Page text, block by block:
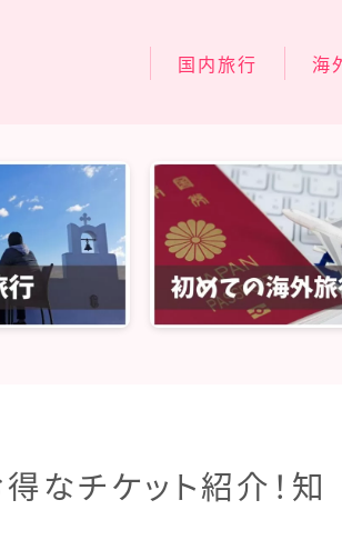
国内旅行
関西旅行
北陸・中部旅行
中国・四国旅行
九州・沖縄旅行
海
フィン
フラ
イタ
台湾
ハワイ
なチケット紹介！知